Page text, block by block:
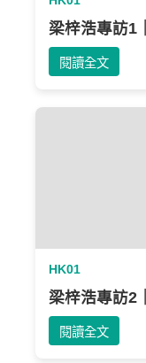
梁梓浩專訪1
閱讀全文
HK01
梁梓浩專訪2
閱讀全文